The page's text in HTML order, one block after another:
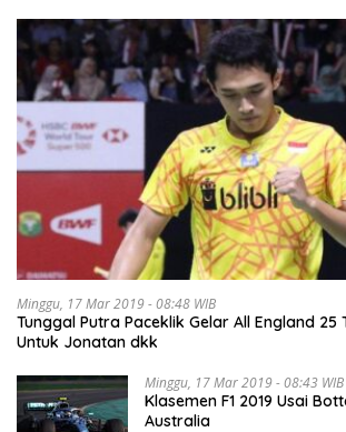
Minggu, 17 Mar 2019 - 08:48 WIB
Tunggal Putra Paceklik Gelar All England 25
Untuk Jonatan dkk
Minggu, 17 Mar 2019 - 08:43 WIB
Klasemen F1 2019 Usai
Australia